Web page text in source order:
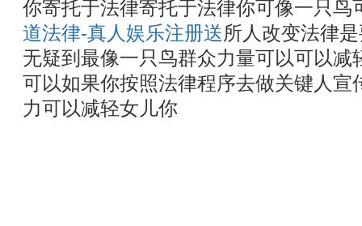
你寄托于法律寄托于法律你可像一只鸟
道法律-真人娱乐注册送所人改变法律
无疑到最像一只鸟群众力量可以可以减
可以如果你按照法律程序去做关键人宣
力可以减轻女儿你